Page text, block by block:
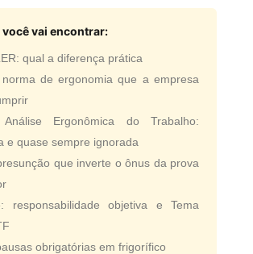
vai encontrar:
qual a diferença prática
de ergonomia que a empresa
Ergonômica do Trabalho:
e quase sempre ignorada
que inverte o ônus da prova
responsabilidade objetiva e Tema
obrigatórias em frigorífico